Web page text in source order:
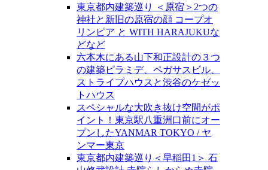
東京都内建築巡り ＜原宿＞2つの
神社と新旧の原宿の顔 コープオ
リンピア と WITH HARAJUKUな
どなど
六本木にある山下和正設計の３つ
の建築ピラミデ、ペガサスビル、
ストライプハウスと渋谷のケゼッ
トハウス
スペシャルな大吹き抜け空間がポ
イント！東京駅八重洲口前にオー
プンしたYANMAR TOKYO / ヤ
ンマー東京
東京都内建築巡り＜早稲田1＞ 石